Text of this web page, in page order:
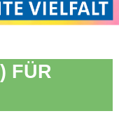
FÜR